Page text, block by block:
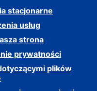
stacjonarne
usług
strona
prywatności
plików